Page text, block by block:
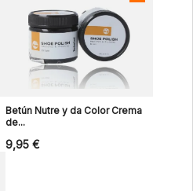
Betún Nutre y da Color Crema
de...
9,95 €